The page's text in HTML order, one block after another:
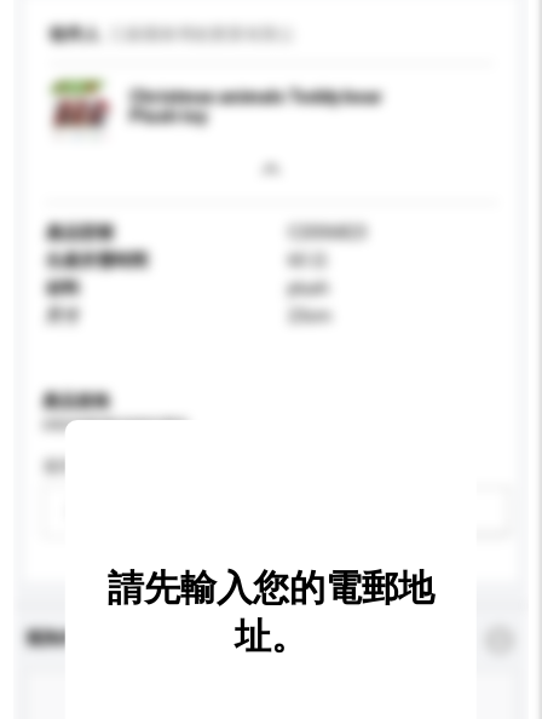
收件人
Christmas animals Teddy bear
Plush toy
產品型號
C2006823
生產所需時間
60 日
材料
plush
23cm
產品規格
請提供您對產品的特定要求。
查詢內容
請先輸入您的電郵地
址。